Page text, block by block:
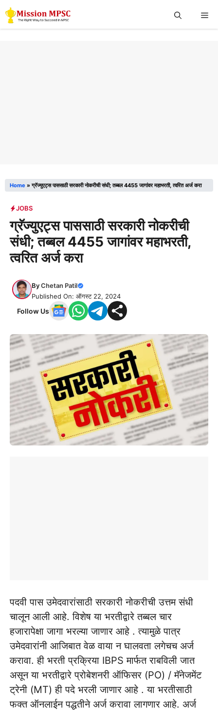
Skip
to
Home »ग्रॅज्युएट्स पाससाठी सरकारी नोकरीची संधी; तब्बल 4455 जागांवर महाभरती, त्वरित अर्ज करा
JOBS
ग्रॅज्युएट्स पाससाठी सरकारी नोकरीची
संधी; तब्बल 4455 जागांवर महाभरती,
त्वरित अर्ज करा
ByChetan Patil
Published On: ऑगस्ट 22, 2024
Follow Us
पदवी पास उमेदवारांसाठी सरकारी नोकरीची उत्तम संधी
चालून आली आहे. विशेष या भरतीद्वारे तब्बल चार
हजारापेक्षा जागा भरल्या जाणार आहे . त्यामुळे पात्र
उमेदवारांनी आजिबात वेळ वाया न घालवता लगेचच अर्ज
करावा. ही भरती प्रक्रिया IBPS मार्फत राबविली जात
असून या भरतीद्वारे प्रोबेशनरी ऑफिसर (PO) / मॅनेजमेंट
ट्रेनी (MT) ही पदे भरली जाणार आहे . या भरतीसाठी
फक्त ऑनलाईन पद्धतीने अर्ज करावा लागणार आहे. अर्ज